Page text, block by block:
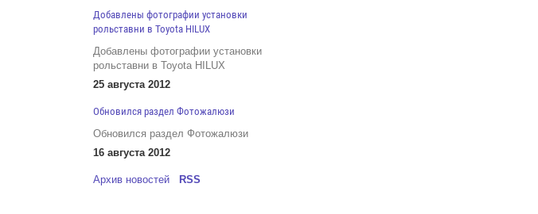
Добавлены фотографии установки
рольставни в Toyota HILUX
Добавлены фотографии установки
рольставни в Toyota HILUX
25 августа 2012
Обновился раздел Фотожалюзи
Обновился раздел Фотожалюзи
16 августа 2012
Архив новостей RSS